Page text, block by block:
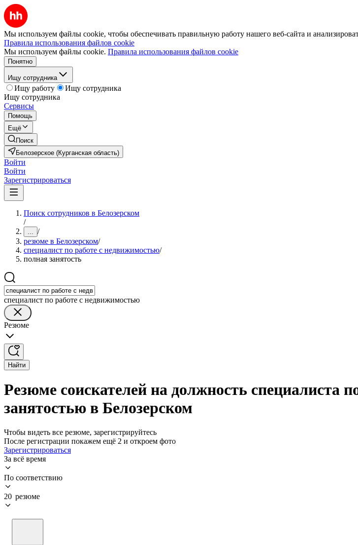
Мы используем файлы cookie, чтобы обеспечивать правильную работу нашего веб-сайта и
Правила использования файлов cookie
Мы используем файлы cookie. Правила использования файлов cookie
Понятно
Ищу сотрудника
Ищу работу
Ищу сотрудника
Ищу сотрудника
Сервисы
Помощь
Ещё
Поиск
Белозерское (Курганская область)
Войти
Войти
Зарегистрироваться
Поиск сотрудников в Белозерском
/
... /
резюме в Белозерском/
специалист по работе с недвижимостью/
полная занятость
специалист по работе с недвижимостью
Резюме
Найти
Резюме соискателей на должность специалиста
занятостью в Белозерском
Чтобы видеть все резюме, зарегистрируйтесь
После регистрации покажем ещё 2 и откроем фото
Зарегистрироваться
За всё время
По соответствию
20 резюме